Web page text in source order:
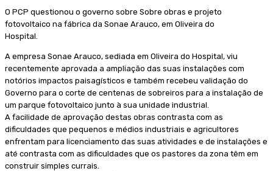
O PCP questionou o governo sobre Sobre obras e projeto
fotovoltaico na fábrica da Sonae Arauco, em Oliveira do
Hospital.
A empresa Sonae Arauco, sediada em Oliveira do Hospital, viu
recentemente aprovada a ampliação das suas instalações com
notórios impactos paisagísticos e também recebeu validação do
Governo para o corte de centenas de sobreiros para a instalação de
um parque fotovoltaico junto à sua unidade industrial.
A facilidade de aprovação destas obras contrasta com as
dificuldades que pequenos e médios industriais e agricultores
enfrentam para licenciamento das suas atividades e de instalações e
até contrasta com as dificuldades que os pastores da zona têm em
construir simples currais.